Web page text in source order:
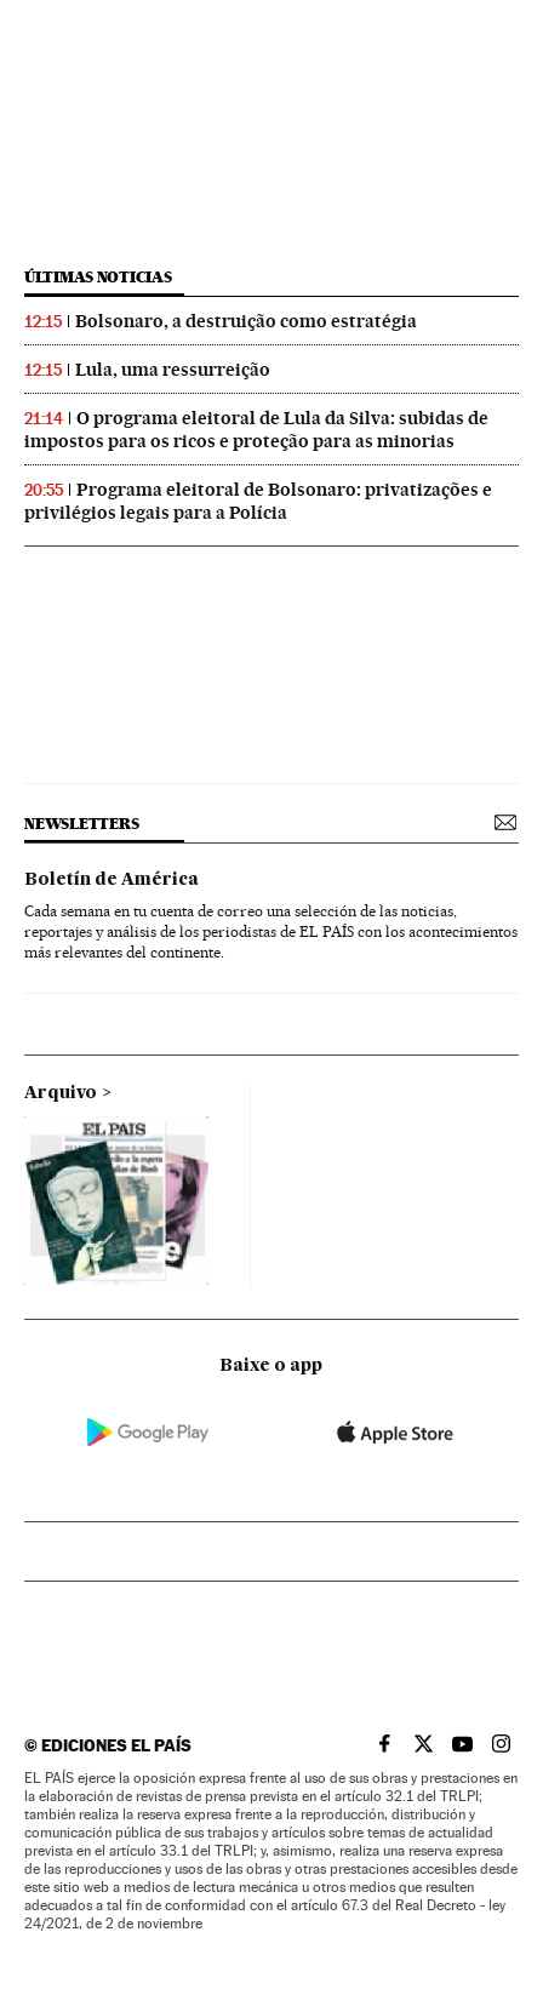
ÚLTIMAS NOTICIAS
12:15 Bolsonaro, a destruição como estratégia
12:15 Lula, uma ressurreição
21:14
O programa eleitoral de Lula da Silva: subidas de
impostos para os ricos e proteção para as minorias
20:55
Programa eleitoral de Bolsonaro: privatizações e
privilégios legais para a Polícia
NEWSLETTERS
Boletín de América
Cada semana en tu cuenta de correo una selección de las noticias,
reportajes y análisis de los periodistas de EL PAÍS con los acontecimientos
más relevantes del continente.
Arquivo
Baixe o app
©EDICIONES EL PAÍS EL PAÍS BRASIL EN
EL PAÍSEL PAÍS
EL
EL PAÍS ejerce la oposición expresa frente al uso de sus obras y prestaciones en
la elaboración de revistas de prensa prevista en el artículo 32.1 del TRLPI;
también realiza la reserva expresa frente a la reproducción, distribución y
comunicación pública de sus trabajos y artículos sobre temas de actualidad
prevista en el artículo 33.1 del TRLPI; y, asimismo, realiza una reserva expresa
de las reproducciones y usos de las obras y otras prestaciones accesibles desde
este sitio web a medios de lectura mecánica u otros medios que resulten
adecuados a tal fin de conformidad con el artículo 67.3 del Real Decreto - ley
24/2021, de 2 de noviembre